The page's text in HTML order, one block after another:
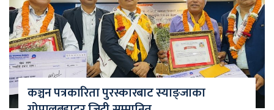
कञ्चन पत्रकारिता पुरस्कारबाट स्याङ्जाका